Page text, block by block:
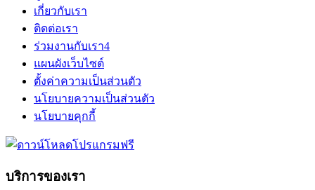
เกี่ยวกับเรา
ติดต่อเรา
ร่วมงานกับเรา4
แผนผังเว็บไซต์
ตั้งค่าความเป็นส่วนตัว
นโยบายความเป็นส่วนตัว
นโยบายคุกกี้
บริการของเรา